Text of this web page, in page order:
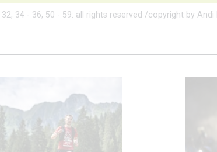
34 - 36, 50 - 59: all rights reserved /copyright by